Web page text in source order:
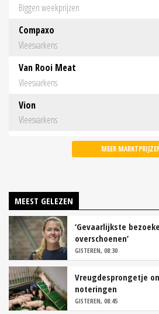
Biggen weekprijzen
Compaxo
Vleesvarkens
Van Rooi Meat
Vleesvarkens
Vion
Vleesvarkens
MEER
MEEST GELEZEN
‘Gevaarlijkste
overschoenen’
GISTEREN, 08:30
Vreugdesprongetje
noteringen
GISTEREN, 08:45